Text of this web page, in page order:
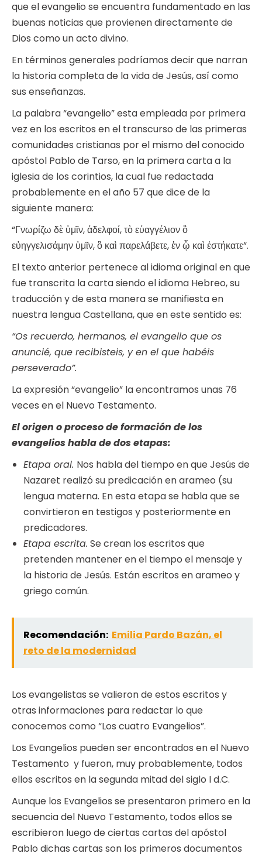
que el evangelio se encuentra fundamentado en las
buenas noticias que provienen directamente de
Dios como un acto divino.
En términos generales podríamos decir que narran
la historia completa de la vida de Jesús, así como
sus enseñanzas.
La palabra “evangelio” esta empleada por primera
vez en los escritos en el transcurso de las primeras
comunidades cristianas por el mismo del conocido
apóstol Pablo de Tarso, en la primera carta a la
iglesia de los corintios, la cual fue redactada
probablemente en el año 57 que dice de la
siguiente manera:
“Γνωρίζω δὲ ὑμῖν, ἀδελφοί, τὸ εὐαγγέλιον ὃ
εὐηγγελισάμην ὑμῖν, ὃ καὶ παρελάβετε, ἐν ᾧ καὶ ἑστήκατε”.
El texto anterior pertenece al idioma original en que
fue transcrita la carta siendo el idioma Hebreo, su
traducción y de esta manera se manifiesta en
nuestra lengua Castellana, que en este sentido es:
“Os recuerdo, hermanos, el evangelio que os
anuncié, que recibisteis, y en el que habéis
perseverado”.
La expresión “evangelio” la encontramos unas 76
veces en el Nuevo Testamento.
El origen o proceso de formación de los
evangelios habla de dos etapas:
Etapa oral. Nos habla del tiempo en que Jesús de
Nazaret realizó su predicación en arameo (su
lengua materna. En esta etapa se habla que se
convirtieron en testigos y posteriormente en
predicadores.
Etapa escrita. Se crean los escritos que
pretenden mantener en el tiempo el mensaje y
la historia de Jesús. Están escritos en arameo y
griego común.
Recomendación: Emilia Pardo Bazán, el
reto de la modernidad
Los evangelistas se valieron de estos escritos y
otras informaciones para redactar lo que
conocemos como “Los cuatro Evangelios”.
Los Evangelios pueden ser encontrados en el Nuevo
Testamento y fueron, muy probablemente, todos
ellos escritos en la segunda mitad del siglo I d.C.
Aunque los Evangelios se presentaron primero en la
secuencia del Nuevo Testamento, todos ellos se
escribieron luego de ciertas cartas del apóstol
Pablo dichas cartas son los primeros documentos